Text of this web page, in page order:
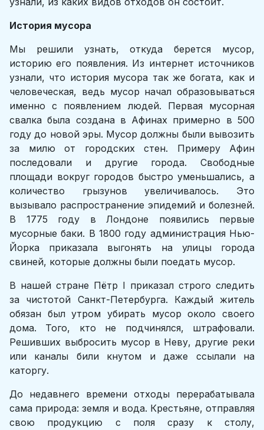
История мусора
Мы решили узнать, откуда берется мусор,
историю его появления. Из интернет источников
узнали, что история мусора так же богата, как и
человеческая, ведь мусор начал образовываться
именно с появлением людей. Первая мусорная
свалка была создана в Афинах примерно в 500
году до новой эры. Мусор должны были вывозить
за милю от городских стен. Примеру Афин
последовали и другие города. Свободные
площади вокруг городов быстро уменьшались, а
количество грызунов увеличивалось. Это
вызывало распространение эпидемий и болезней.
В 1775 году в Лондоне появились первые
мусорные баки. В 1800 году администрация Нью-
Йорка приказала выгонять на улицы города
свиней, которые должны были поедать мусор.
В нашей стране Пётр I приказал строго следить
за чистотой Санкт-Петербурга. Каждый житель
обязан был утром убирать мусор около своего
дома. Того, кто не подчинялся, штрафовали.
Решивших выбросить мусор в Неву, другие реки
или каналы били кнутом и даже ссылали на
каторгу.
До недавнего времени отходы перерабатывала
сама природа: земля и вода. Крестьяне, отправляя
свою продукцию с поля сразу к столу,